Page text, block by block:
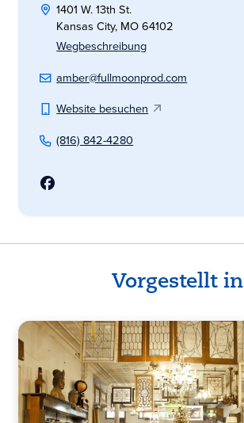
1401 W. 13th St.
Kansas City, MO 64102
Wegbeschreibung
amber@fullmoonprod.com
Website besuchen
(816) 842-4280
Vorgestellt in